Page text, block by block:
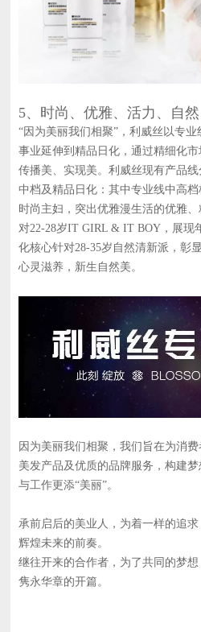
5、时尚、优雅、活力、自
“因为美丽我们相聚”，利威丝以专
事业延伸到精品日化，通过精细化市
传播美、实现美。利威丝现有产品
中档及精品日化：其中专业线中高档
时尚主妇，突出优雅漫生活的优雅
对22-28岁IT GIRL & IT BOY，展现
化核心针对28-35岁自然清新派，彰
心灵滋养，新生自然美。
因为美丽我们相聚，我们旨在为消
美发产品及优质的品牌服务，构建
与工作更添“美丽”。
承前启后的美业人，为着一样的追
辉煌未来的前奏。
继往开来的合作者，为了共同的梦
隽永华章的开篇。